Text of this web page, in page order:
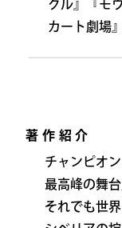
クル』『モ
カート劇場
著作紹介
チャンピオ
最高峰の舞
それでも世